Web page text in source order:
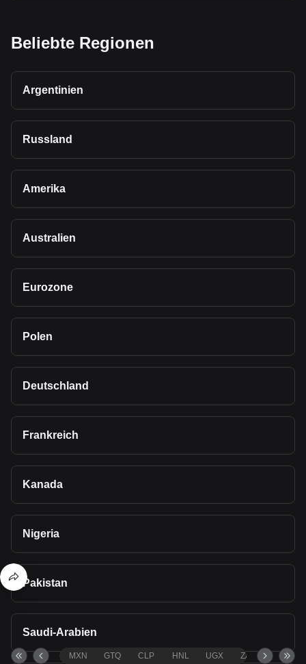
Beliebte Regionen
Argentinien
Russland
Amerika
Australien
Eurozone
Polen
Deutschland
Frankreich
Kanada
Nigeria
Pakistan
Saudi-Arabien
MXN GTQ CLP HNL UGX ZAR TND